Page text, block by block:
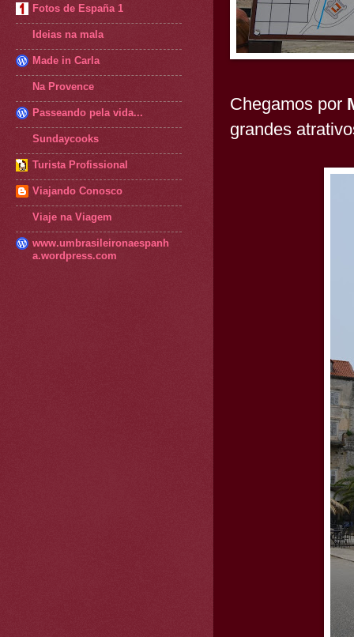
Chegamos por
grandes
Fotos de España 1
Ideias na mala
Made in Carla
Na Provence
Passeando pela vida...
Sundaycooks
Turista Profissional
Viajando Conosco
Viaje na Viagem
www.umbrasileironaespanh
a.wordpress.com